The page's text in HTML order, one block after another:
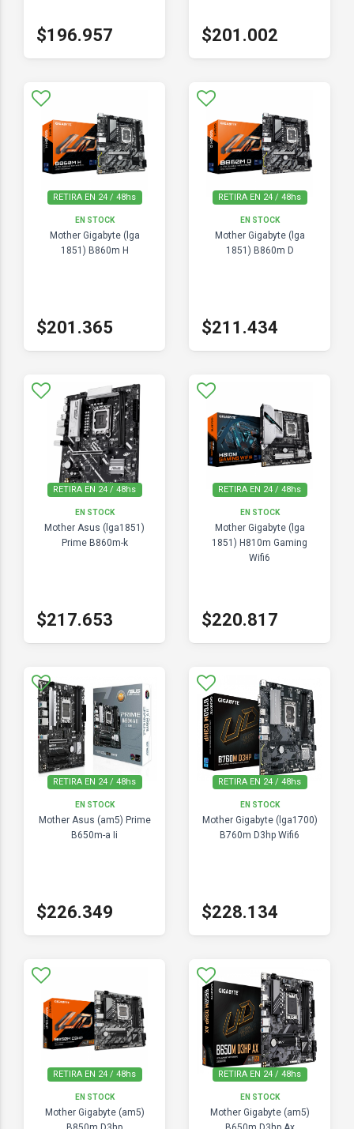
$196.957 $201.002
RETIRA EN 24 / 48hs
EN STOCK
Mother Gigabyte (lga
1851) B860m H
$201.365
RETIRA EN 24 / 48hs
EN STOCK
Mother Gigabyte (lga
1851) B860m D
$211.434
RETIRA EN 24 / 48hs
EN STOCK
Mother Asus (lga1851)
Prime B860m-k
$217.653
RETIRA EN 24 / 48hs
EN STOCK
Mother Gigabyte (lga
1851) H810m Gaming
Wifi6
$220.817
RETIRA EN 24 / 48hs
EN STOCK
Mother Asus (am5) Prime
B650m-a Ii
$226.349
RETIRA EN 24 / 48hs
EN STOCK
Mother Gigabyte (lga1700)
B760m D3hp Wifi6
$228.134
RETIRA EN 24 / 48hs
EN STOCK
Mother Gigabyte (am5)
RETIRA EN 24 / 48hs
EN STOCK
Mother Gigabyte (am5)